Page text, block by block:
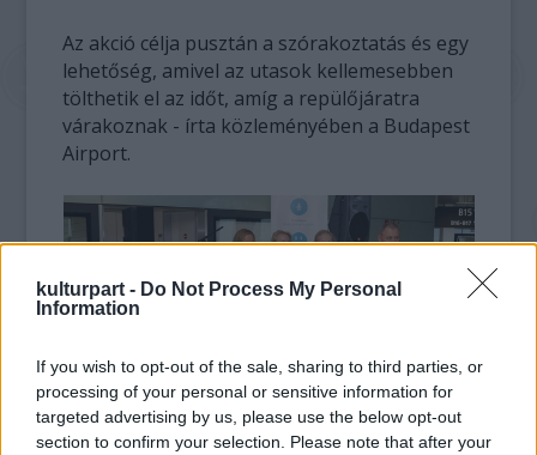
kulturpart - Do Not Process My Personal
Information
If you wish to opt-out of the sale, sharing to third parties, or
processing of your personal or sensitive information for
targeted advertising by us, please use the below opt-out
section to confirm your selection. Please note that after your
Az akció célja pusztán a szórakoztatás és egy
lehetőség, amivel az utasok kellemesebben
tölthetik el az időt, amíg a repülőjáratra
várakoznak - írta közleményében a Budapest
Airport.